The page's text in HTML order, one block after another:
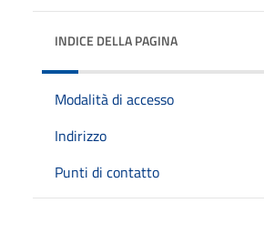
INDICE DELLA PAGINA
Modalità di accesso
Indirizzo
Punti di contatto